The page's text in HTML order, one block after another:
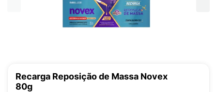
Recarga Reposição de Massa Novex
80g